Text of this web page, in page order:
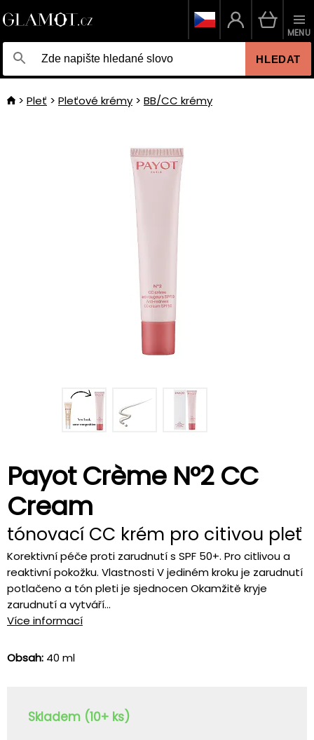
HLEDAT
MENU
Pleť Pleťové krémy BB/CC krémy
Payot Crème N°2 CC
Cream
tónovací CC krém pro citivou pleť
Korektivní péče proti zarudnutí s SPF 50+. Pro citlivou a
reaktivní pokožku. Vlastnosti V jediném kroku je zarudnutí
potlačeno a tón pleti je sjednocen Okamžitě kryje
zarudnutí a vytváří...
Více informací
Obsah: 40 ml
Skladem (10+ ks)